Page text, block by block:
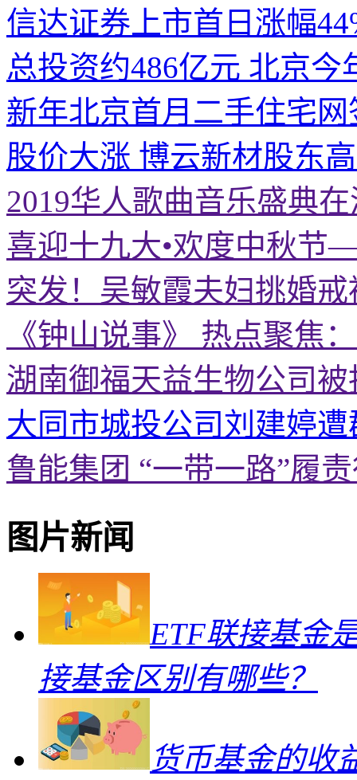
信达证券上市首日涨幅
总投资约486亿元 北京今
新年北京首月二手住宅
股价大涨 博云新材股东
2019华人歌曲音乐盛典
喜迎十九大•欢度中秋节
突发！吴敏霞夫妇挑婚
《钟山说事》 热点聚焦
湖南御福天益生物公司
大同市城投公司刘建婷
鲁能集团 “一带一路”履
图片新闻
ETF联接基金
接基金区别有哪些？
货币基金的收